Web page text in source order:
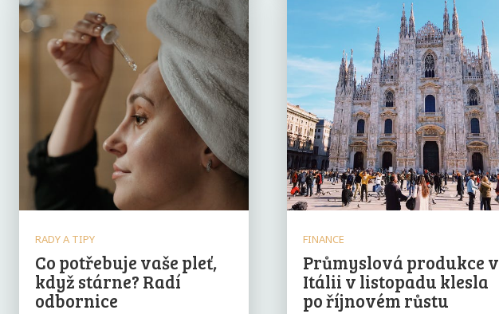
RADY A TIPY
Co potřebuje vaše pleť,
když stárne? Radí
odbornice
FINANCE
Průmyslová produkce v
Itálii v listopadu klesla
po říjnovém růstu